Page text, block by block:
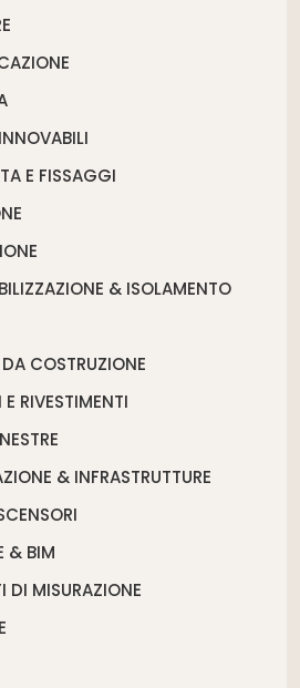
E FISSAGGI
& ISOLAMENTO
COSTRUZIONE
RIVESTIMENTI
& INFRASTRUTTURE
& BIM
DI MISURAZIONE